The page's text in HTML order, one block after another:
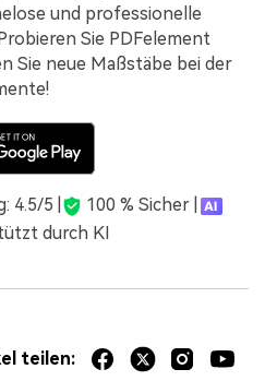
und professionelle
Sie PDFelement
Sie neue Maßstäbe bei der
4.5/5 |
100 % Sicher |
durch KI
teilen: